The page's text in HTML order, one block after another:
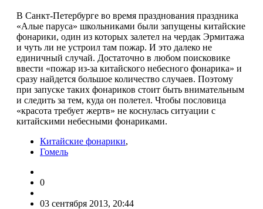
В Санкт-Петербурге во время празднования праздника
«Алые паруса» школьниками были запущены китайские
фонарики, один из которых залетел на чердак Эрмитажа
и чуть ли не устроил там пожар. И это далеко не
единичный случай. Достаточно в любом поисковике
ввести «пожар из-за китайского небесного фонарика» и
сразу найдется большое количество случаев. Поэтому
при запуске таких фонариков стоит быть внимательным
и следить за тем, куда он полетел. Чтобы пословица
«красота требует жертв» не коснулась ситуации с
китайскими небесными фонариками.
Китайские фонарики,
Гомель
0
03 сентября 2013, 20:44